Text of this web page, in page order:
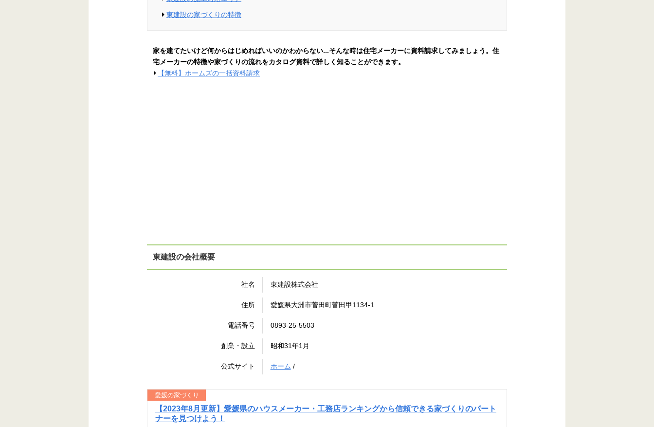
東建設の家づくりの特徴
家を建てたいけど何からはじめればいいのかわからない...そんな時は住宅メーカーに資料請求してみましょう。住
宅メーカーの特徴や家づくりの流れをカタログ資料で詳しく知ることができます。
【無料】ホームズの一括資料請求
東建設の会社概要
社名 東建設株式会社
住所 愛媛県大洲市菅田町菅田甲1134-1
電話番号 0893-25-5503
創業・設立 昭和31年1月
公式サイト ホーム /
【2023年8月更新】愛媛県のハウスメーカー・工務店ランキングから信頼できる家づくりのパート
ナーを見つけよう！
愛媛の家づくり